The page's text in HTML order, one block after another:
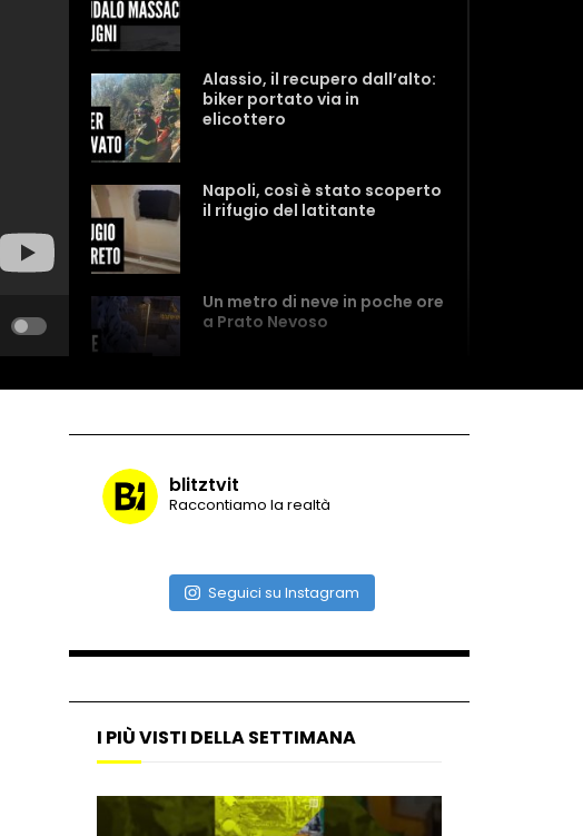
Alassio, il recupero dall’alto:
biker portato via in
elicottero
Napoli, così è stato scoperto
il rifugio del latitante
Un metro di neve in poche ore
a Prato Nevoso
museo: ecco cosa c’è nelle
nella villa-showroom
Gioia Tauro, carico esplosivo
blitztvit
Raccontiamo la realtà
Seguici su Instagram
I PIÙ VISTI DELLA SETTIMANA